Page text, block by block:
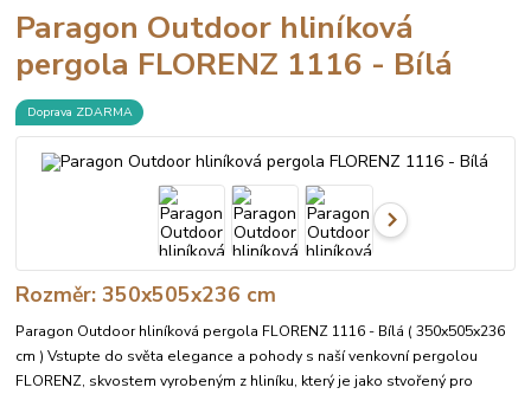
Paragon Outdoor hliníková
pergola FLORENZ 1116 - Bílá
Doprava ZDARMA
Rozměr: 350x505x236 cm
Paragon Outdoor hliníková pergola FLORENZ 1116 - Bílá ( 350x505x236
cm ) Vstupte do světa elegance a pohody s naší venkovní pergolou
FLORENZ, skvostem vyrobeným z hliníku, který je jako stvořený pro